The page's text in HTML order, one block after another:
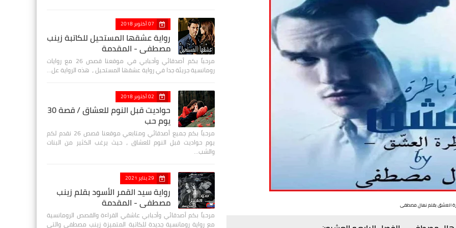
العشق بقلم نهال مصطفى
07 أكتوبر 2018
رواية عشقها المستحيل للكاتبة زينب
مصطفي - المقدمة
مرحباً بكم أصدقائي وأحبابي في موقعنا قصص 26 مع روايات
رومانسية جريئة جدا في رواية عشقها المستحيل ، هذه الرواية عل…
02 أكتوبر 2018
حواديت قبل النوم للعشاق / قصة 30
يوم حب
مرحباً بكم جميع أصدقائي ومتابعي موقعنا قصص 26 نقدم لكم
يوم حواديت قبل النوم للعشاق ، حيث يرغب الكثير من البنات
والشب…
29 يناير 2021
رواية سيد القمر الأسود بقلم زينب
مصطفي - المقدمة
مرحباً بكم أصدقائي وأحبابي عاشقي القراءة والقصص الرومانسية
مع رواية رومانسية جديدة للكاتبة المتميزة زينب مصطفى والتي